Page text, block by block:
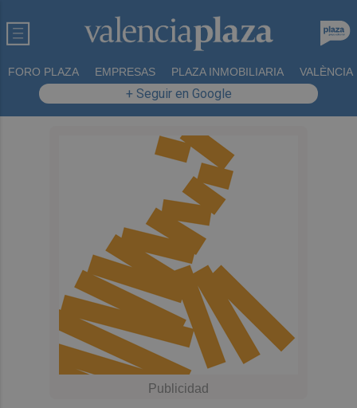
FORO PLAZA EMPRESAS PLAZA INMOBILIARIA VALÈNCIA
+ Seguir en Google